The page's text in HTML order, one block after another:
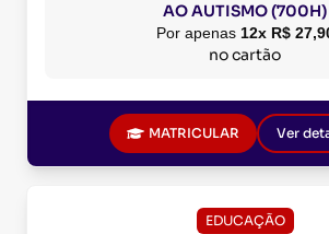
AO AUTISMO (700H)
Por apenas 12x R$
no cartão
MATRICULAR Ver
EDUCAÇÃO